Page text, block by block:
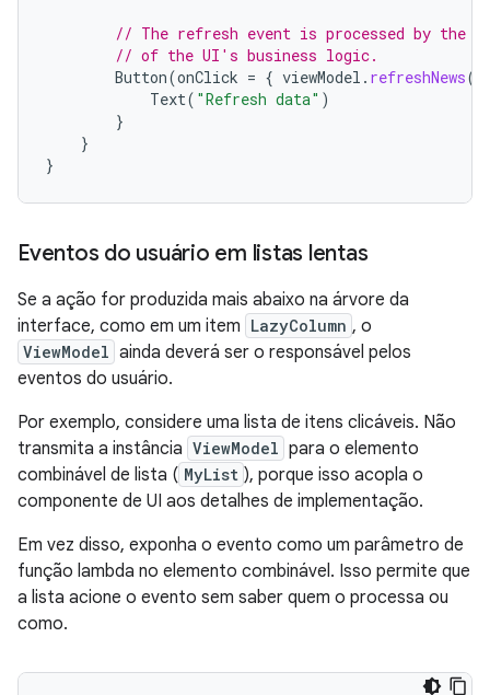
// The refresh event is processed by the
// of the UI's business logic.
Button(onClick = { viewModel . refreshNews()
Text( "Refresh data" )
}
}
}
Eventos do usuário em listas lentas
Se a ação for produzida mais abaixo na árvore da
interface, como em um item LazyColumn , o
ViewModel ainda deverá ser o responsável pelos
eventos do usuário.
Por exemplo, considere uma lista de itens clicáveis. Não
transmita a instância ViewModel para o elemento
combinável de lista ( MyList ), porque isso acopla o
componente de UI aos detalhes de implementação.
Em vez disso, exponha o evento como um parâmetro de
função lambda no elemento combinável. Isso permite que
a lista acione o evento sem saber quem o processa ou
como.